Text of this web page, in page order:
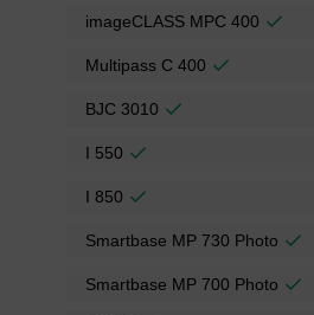
imageCLASS MPC 400
Multipass C 400
BJC 3010
I 550
I 850
Smartbase MP 730 Photo
Smartbase MP 700 Photo